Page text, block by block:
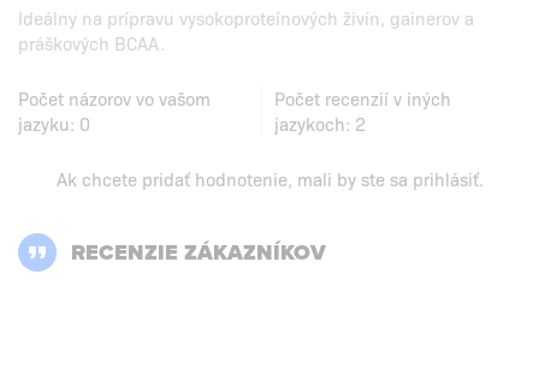
Ideálny na prípravu vysokoproteínových živín, gainerov a
práškových BCAA.
Počet názorov vo vašom
jazyku: 0
Počet recenzií v iných
jazykoch: 2
Ak chcete pridať hodnotenie, mali by ste sa prihlásiť.
RECENZIE ZÁKAZNÍKOV